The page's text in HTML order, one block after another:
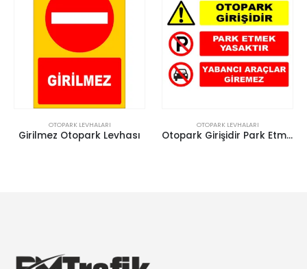
OTOPARK LEVHALARI
Girilmez Otopark Levhası
OTOPARK LEVHALARI
Otopark Girişidir Park Etmek Yasaktır Levhası Yabancı Araçlar Giremez